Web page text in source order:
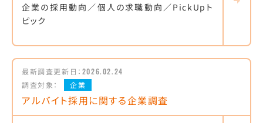
企業の採用動向／個人の求職動向／PickUpト
ピック
最新調査更新日： 2026.02.24
調査対象：
企業
アルバイト採用に関する企業調査